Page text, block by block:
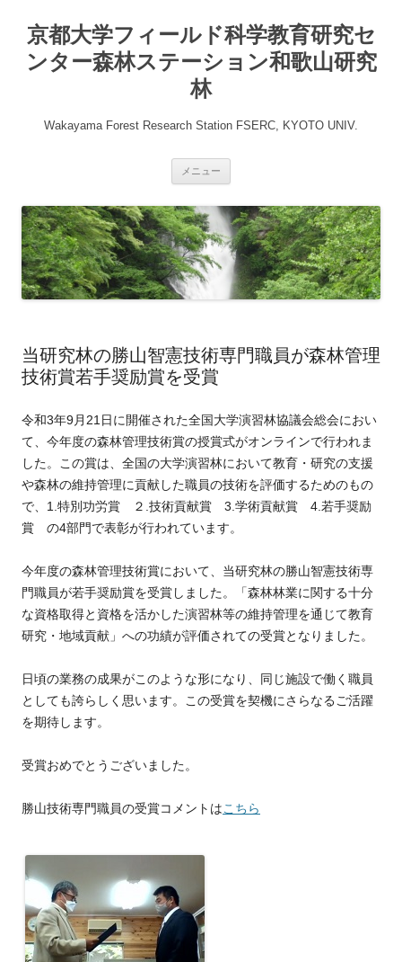
テ
ン
ツ
へ
京都大学フィールド科学教育研究セ
ンター森林ステーション和歌山研究
林
Wakayama Forest Research Station FSERC, KYOTO UNIV.
メニュー
当研究林の勝山智憲技術専門職員が森林管理
技術賞若手奨励賞を受賞
令和3年9月21日に開催された全国大学演習林協議会総会におい
て、今年度の森林管理技術賞の授賞式がオンラインで行われま
した。この賞は、全国の大学演習林において教育・研究の支援
や森林の維持管理に貢献した職員の技術を評価するためのもの
で、1.特別功労賞 ２.技術貢献賞 3.学術貢献賞 4.若手奨励
賞 の4部門で表彰が行われています。
今年度の森林管理技術賞において、当研究林の勝山智憲技術専
門職員が若手奨励賞を受賞しました。「森林林業に関する十分
な資格取得と資格を活かした演習林等の維持管理を通じて教育
研究・地域貢献」への功績が評価されての受賞となりました。
日頃の業務の成果がこのような形になり、同じ施設で働く職員
としても誇らしく思います。この受賞を契機にさらなるご活躍
を期待します。
受賞おめでとうございました。
勝山技術専門職員の受賞コメントはこちら